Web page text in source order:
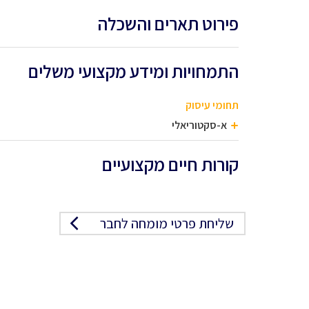
פירוט תארים והשכלה
התמחויות ומידע מקצועי משלים
תחומי עיסוק
א-סקטוריאלי
קורות חיים מקצועיים
שליחת פרטי מומחה לחבר